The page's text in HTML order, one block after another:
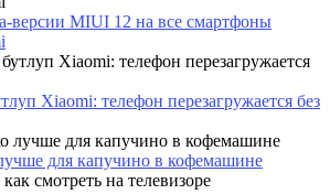
версии MIUI 12 на все смартфоны
Xiaomi: телефон перезагружается без
для капучино в кофемашине